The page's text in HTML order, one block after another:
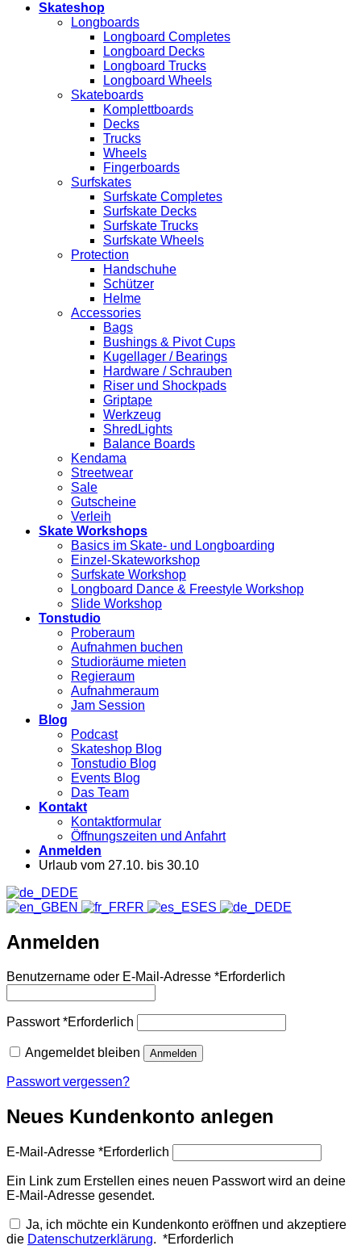
Skateshop
Longboards
Longboard Completes
Longboard Decks
Longboard Trucks
Longboard Wheels
Skateboards
Komplettboards
Decks
Trucks
Wheels
Fingerboards
Surfskates
Surfskate Completes
Surfskate Decks
Surfskate Trucks
Surfskate Wheels
Protection
Handschuhe
Schützer
Helme
Accessories
Bags
Bushings & Pivot Cups
Kugellager / Bearings
Hardware / Schrauben
Riser und Shockpads
Griptape
Werkzeug
ShredLights
Balance Boards
Kendama
Streetwear
Sale
Gutscheine
Verleih
Skate Workshops
Basics im Skate- und Longboarding
Einzel-Skateworkshop
Surfskate Workshop
Longboard Dance & Freestyle Workshop
Slide Workshop
Tonstudio
Proberaum
Aufnahmen buchen
Studioräume mieten
Regieraum
Aufnahmeraum
Jam Session
Blog
Podcast
Skateshop Blog
Tonstudio Blog
Events Blog
Das Team
Kontakt
Kontaktformular
Öffnungszeiten und Anfahrt
Anmelden
Urlaub vom 27.10. bis 30.10
DE
EN
FR ES DE
Anmelden
Benutzername oder E-Mail-Adresse *Erforderlich
Passwort*Erforderlich
Angemeldet bleiben Anmelden
Passwort vergessen?
Neues Kundenkonto anlegen
E-Mail-Adresse *Erforderlich
Ein Link zum Erstellen eines neuen Passwort wird an deine
E-Mail-Adresse gesendet.
Ja, ich möchte ein Kundenkonto eröffnen und akzeptiere
die Datenschutzerklärung. *Erforderlich